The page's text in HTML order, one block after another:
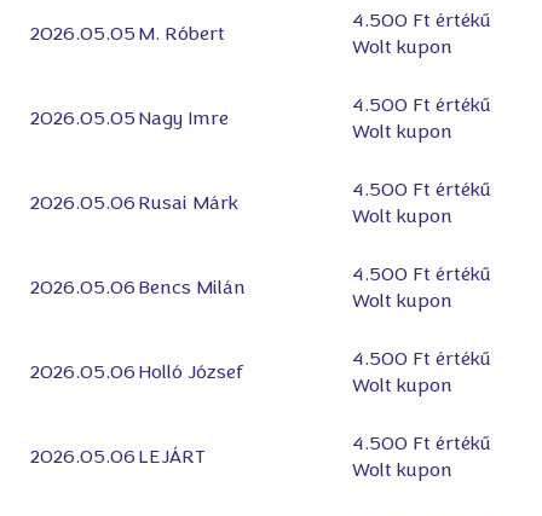
2026.05.05 M. Róbert
4.500 Ft értékű
Wolt kupon
2026.05.05 Nagy Imre
4.500 Ft értékű
Wolt kupon
2026.05.06 Rusai Márk
4.500 Ft értékű
Wolt kupon
2026.05.06 Bencs Milán
4.500 Ft értékű
Wolt kupon
2026.05.06 Holló József
4.500 Ft értékű
Wolt kupon
2026.05.06 LEJÁRT
4.500 Ft értékű
Wolt kupon